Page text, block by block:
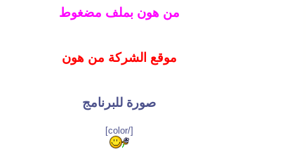
من هون بملف مضغوط
موقع الشركة من هون
صورة للبرنامج
[/color]